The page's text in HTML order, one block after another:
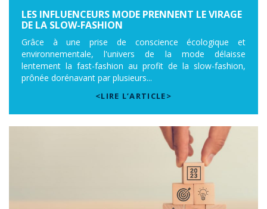
LES INFLUENCEURS MODE PRENNENT LE VIRAGE
DE LA SLOW-FASHION
Grâce à une prise de conscience écologique et
environnementale, l'univers de la mode délaisse
lentement la fast-fashion au profit de la slow-fashion,
prônée dorénavant par plusieurs...
<LIRE L’ARTICLE>